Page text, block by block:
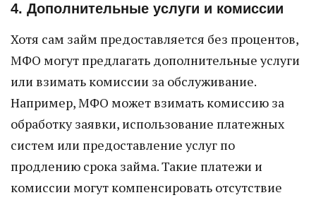
4. Дополнительные услуги и комиссии
Хотя сам займ предоставляется без процентов,
МФО могут предлагать дополнительные услуги
или взимать комиссии за обслуживание.
Например, МФО может взимать комиссию за
обработку заявки, использование платежных
систем или предоставление услуг по
продлению срока займа. Такие платежи и
комиссии могут компенсировать отсутствие